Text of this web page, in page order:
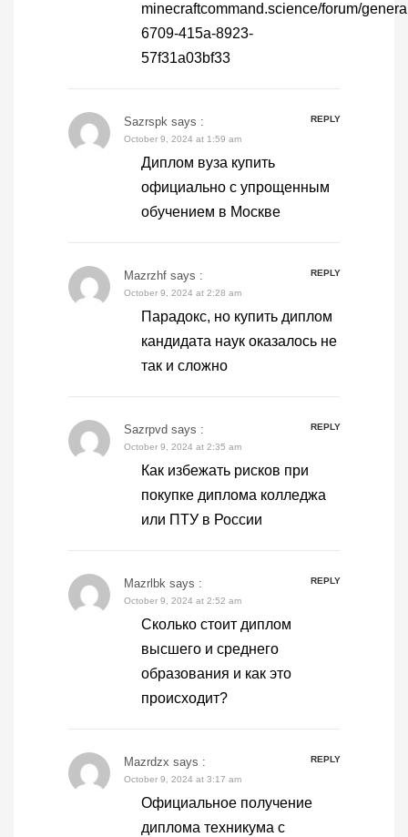
minecraftcommand.science/forum/
6709-415a-8923-
57f31a03bf33
Sazrspk says :
REPLY
October 9, 2024 at 1:59 am
Диплом вуза купить
официально с упрощенным
обучением в Москве
Mazrzhf says :
REPLY
October 9, 2024 at 2:28 am
Парадокс, но купить диплом
кандидата наук оказалось не
так и сложно
Sazrpvd says :
REPLY
October 9, 2024 at 2:35 am
Как избежать рисков при
покупке диплома колледжа
или ПТУ в России
Mazrlbk says :
REPLY
October 9, 2024 at 2:52 am
Сколько стоит диплом
высшего и среднего
образования и как это
происходит?
Mazrdzx says :
REPLY
October 9, 2024 at 3:17 am
Официальное получение
диплома техникума с